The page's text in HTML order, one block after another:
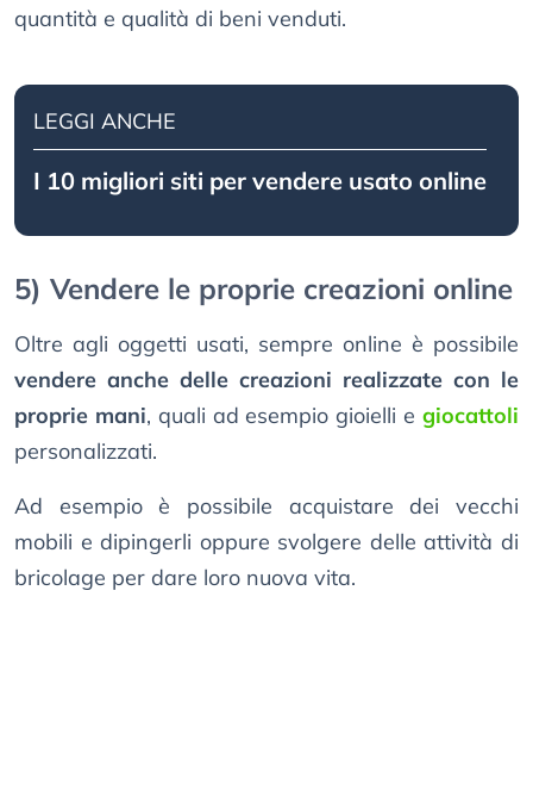
quantità e qualità di beni venduti.
LEGGI ANCHE
I 10 migliori siti per vendere usato online
5) Vendere le proprie creazioni online
Oltre agli oggetti usati, sempre online è possibile
vendere anche delle creazioni realizzate con le
proprie mani, quali ad esempio gioielli egiocattoli
personalizzati.
Ad esempio è possibile acquistare dei vecchi
mobili e dipingerli oppure svolgere delle attività di
bricolage per dare loro nuova vita.